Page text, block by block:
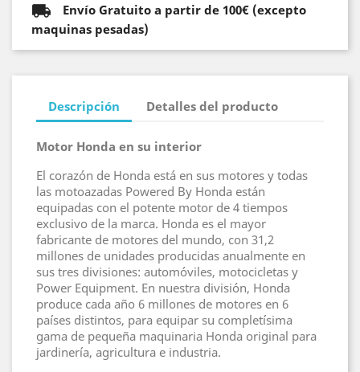
Envío Gratuito a partir de 100€ (excepto
maquinas pesadas)
Descripción Detalles del producto
Motor Honda en su interior
El corazón de Honda está en sus motores y todas
las motoazadas Powered By Honda están
equipadas con el potente motor de 4 tiempos
exclusivo de la marca. Honda es el mayor
fabricante de motores del mundo, con 31,2
millones de unidades producidas anualmente en
sus tres divisiones: automóviles, motocicletas y
Power Equipment. En nuestra división, Honda
produce cada año 6 millones de motores en 6
países distintos, para equipar su completísima
gama de pequeña maquinaria Honda original para
jardinería, agricultura e industria.